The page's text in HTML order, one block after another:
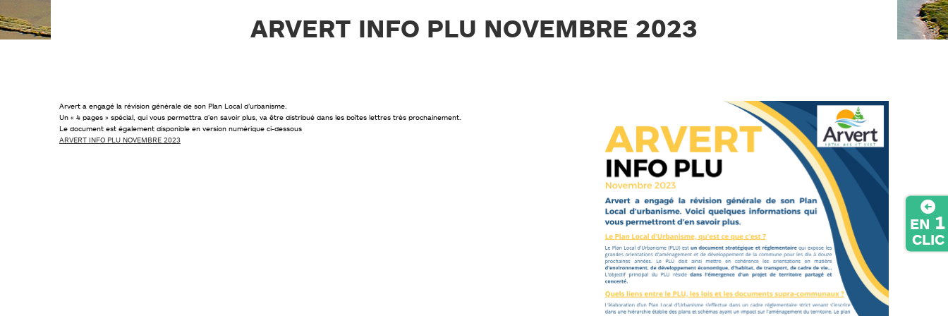
ARVERT INFO PLU NOVEMBRE 2023
Arvert a engagé la révision générale de son Plan Local d’urbanisme.
Un « 4 pages » spécial, qui vous permettra d’en savoir plus, va être distribué dans les boîtes lettres très prochainement.
Le document est également disponible en version numérique ci-dessous
ARVERT INFO PLU NOVEMBRE 2023
EN 1
CLIC